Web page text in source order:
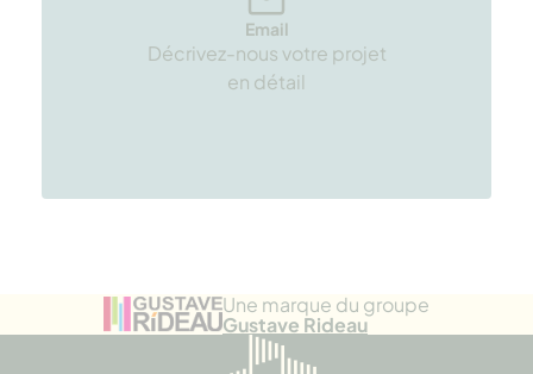
Email
Décrivez-nous votre projet
en détail
Une marque du groupe
Gustave Rideau